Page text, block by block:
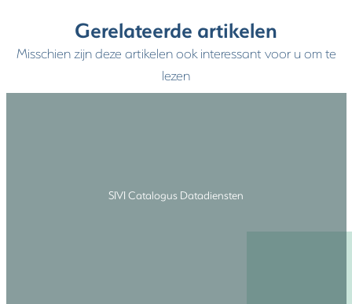
Gerelateerde artikelen
Misschien zijn deze artikelen ook interessant voor u om te
lezen
SIVI Catalogus Datadiensten